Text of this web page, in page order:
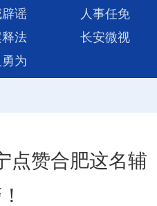
谣
人事任免
释法
长安微视
勇为
点赞合肥这名辅